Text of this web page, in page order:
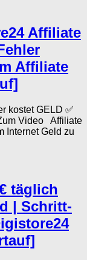
Affiliate
Affiliate
kostet GELD ✅
Video Affiliate
Internet Geld zu
täglich
| Schritt-